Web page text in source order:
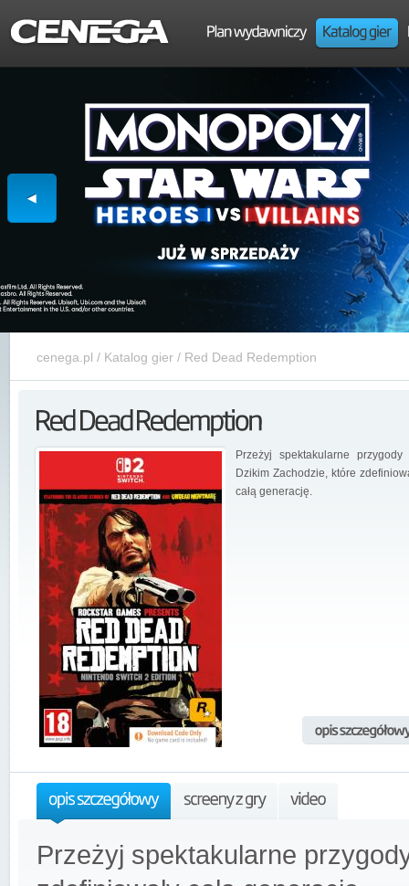
cenega.pl / Katalog gier/ Red Dead Redemption
Przeżyj spektakularne przygody
Dzikim Zachodzie, które
całą generację.
Przeżyj spektakularne